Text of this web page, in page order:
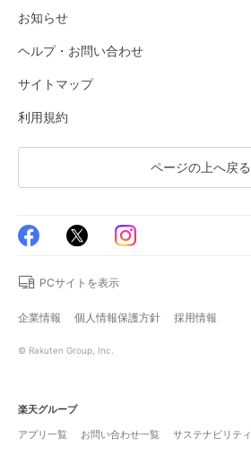
お知らせ
ヘルプ・お問い合わせ
サイトマップ
利用規約
ページの上へ戻る
PCサイトを表示
企業情報 個人情報保護方針 採用情報
© Rakuten Group, Inc.
楽天グループ
アプリ一覧
お問い合わせ一覧 サステナビリティ